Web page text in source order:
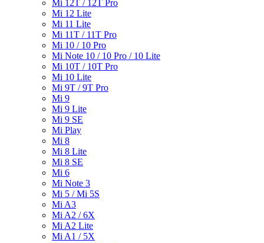
Mi 12T / 12T Pro
Mi 12 Lite
Mi 11 Lite
Mi 11T / 11T Pro
Mi 10 / 10 Pro
Mi Note 10 / 10 Pro / 10 Lite
Mi 10T / 10T Pro
Mi 10 Lite
Mi 9T / 9T Pro
Mi 9
Mi 9 Lite
Mi 9 SE
Mi Play
Mi 8
Mi 8 Lite
Mi 8 SE
Mi 6
Mi Note 3
Mi 5 / Mi 5S
Mi A3
Mi A2 / 6X
Mi A2 Lite
Mi A1 / 5X